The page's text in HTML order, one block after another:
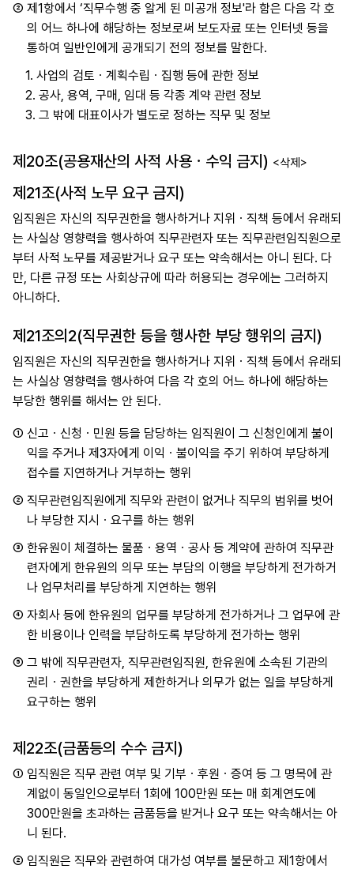
② 제1항에서 ‘직무수행 중 알게 된 미공개 정보'라 함은 다음 각 호
의 어느 하나에 해당하는 정보로써 보도자료 또는 인터넷 등을
통하여 일반인에게 공개되기 전의 정보를 말한다.
1. 사업의 검토ㆍ계획수립ㆍ집행 등에 관한 정보
2. 공사, 용역, 구매, 임대 등 각종 계약 관련 정보
3. 그 밖에 대표이사가 별도로 정하는 직무 및 정보
제20조(공용재산의 사적 사용ㆍ수익 금지) <삭제>
제21조(사적 노무 요구 금지)
임직원은 자신의 직무권한을 행사하거나 지위ㆍ직책 등에서 유래되
는 사실상 영향력을 행사하여 직무관련자 또는 직무관련임직원으로
부터 사적 노무를 제공받거나 요구 또는 약속해서는 아니 된다. 다
만, 다른 규정 또는 사회상규에 따라 허용되는 경우에는 그러하지
아니하다.
제21조의2(직무권한 등을 행사한 부당 행위의 금지)
임직원은 자신의 직무권한을 행사하거나 지위ㆍ직책 등에서 유래되
는 사실상 영향력을 행사하여 다음 각 호의 어느 하나에 해당하는
부당한 행위를 해서는 안 된다.
① 신고ㆍ신청ㆍ민원 등을 담당하는 임직원이 그 신청인에게 불이
익을 주거나 제3자에게 이익ㆍ불이익을 주기 위하여 부당하게
접수를 지연하거나 거부하는 행위
② 직무관련임직원에게 직무와 관련이 없거나 직무의 범위를 벗어
나 부당한 지시ㆍ요구를 하는 행위
③ 한유원이 체결하는 물품ㆍ용역ㆍ공사 등 계약에 관하여 직무관
련자에게 한유원의 의무 또는 부담의 이행을 부당하게 전가하거
나 업무처리를 부당하게 지연하는 행위
④ 자회사 등에 한유원의 업무를 부당하게 전가하거나 그 업무에 관
한 비용이나 인력을 부담하도록 부당하게 전가하는 행위
⑤ 그 밖에 직무관련자, 직무관련임직원, 한유원에 소속된 기관의
권리ㆍ권한을 부당하게 제한하거나 의무가 없는 일을 부당하게
요구하는 행위
제22조(금품등의 수수 금지)
① 임직원은 직무 관련 여부 및 기부ㆍ후원ㆍ증여 등 그 명목에 관
계없이 동일인으로부터 1회에 100만원 또는 매 회계연도에
300만원을 초과하는 금품등을 받거나 요구 또는 약속해서는 아
니 된다.
② 임직원은 직무와 관련하여 대가성 여부를 불문하고 제1항에서